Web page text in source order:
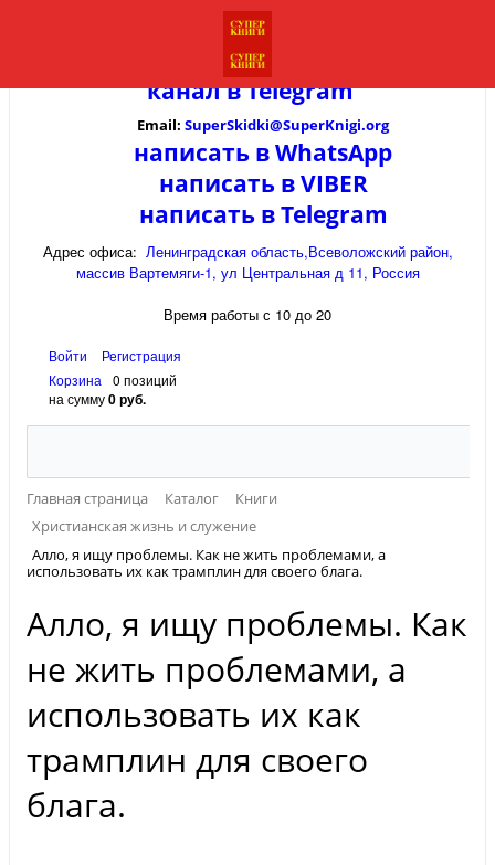
канал вTelegram
Email: SuperSkidki@SuperKnigi.org
написать в WhatsApp
написать в VIBER
написать в Telegram
Адрес офиса: Ленинградская область,Всеволожский район,
массив Вартемяги-1, ул Центральная д 11, Россия
Время работы с 10 до 20
Войти
Регистрация
Корзина
0 позиций
на сумму0 руб.
Главная страница Каталог
Книги
Христианская жизнь и служение
Алло, я ищу проблемы. Как не жить проблемами, а
использовать их как трамплин для своего блага.
Алло, я ищу проблемы. Как
не жить проблемами, а
использовать их как
трамплин для своего
блага.